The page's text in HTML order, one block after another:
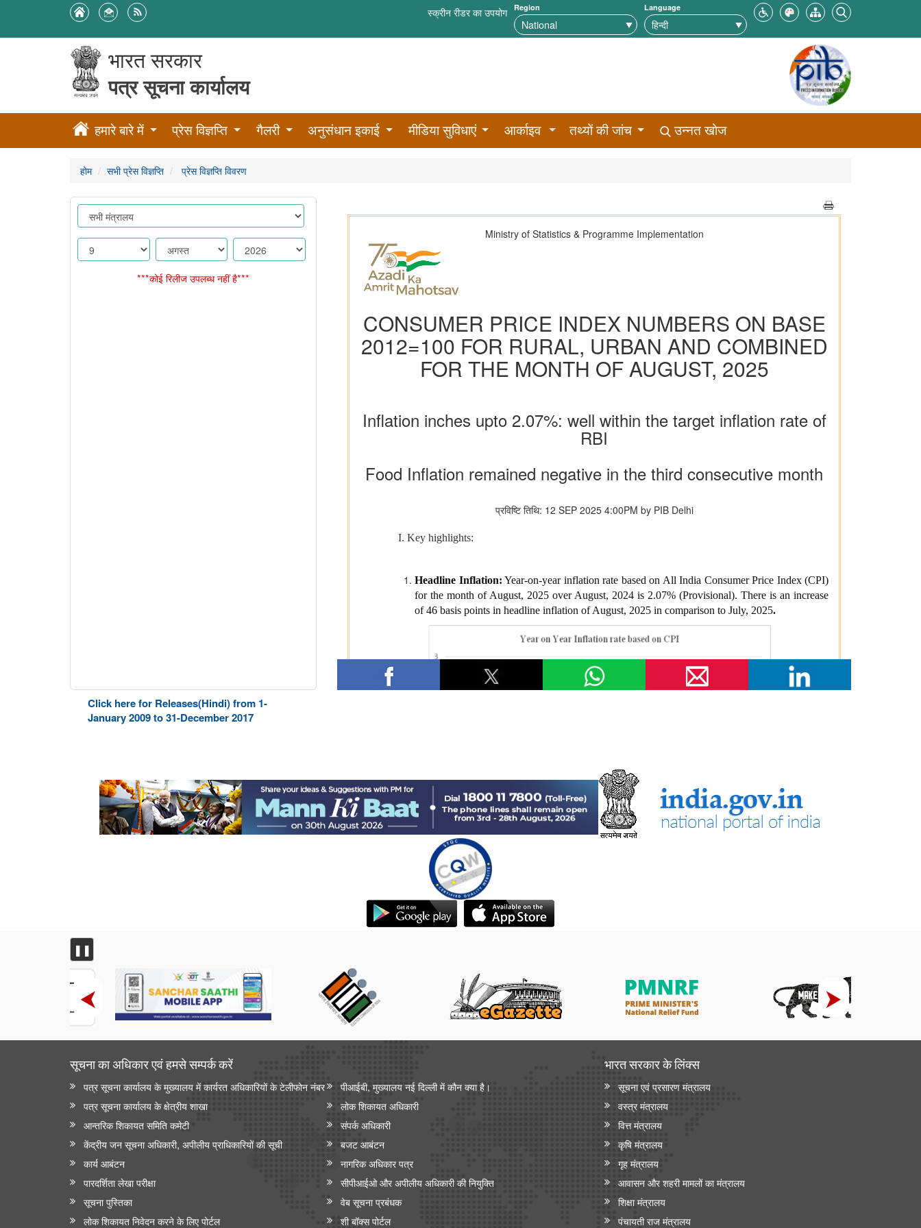
स्क्रीन रीडर का उपयोग Region Language
भारत सरकार
पत्र सूचना कार्यालय
हमारे बारे में प्रेस विज्ञप्ति गैलरी अनुसंधान इकाई मीडिया सुविधाएं आर्काइव तथ्यों की जांच उन्नत खोज
होम सभी प्रेस विज्ञप्ति प्रेस विज्ञप्ति विवरण
***कोई रिलीज उपलब्ध नहीं है***
Click here for Releases(Hindi) from 1-
January 2009 to 31-December 2017
❚❚
सूचना का अधिकार एवं हमसे सम्‍पर्क करें
पत्र सूचना कार्यालय के मुख्यालय में कार्यरत अधिकारियों के टेलीफोन नंबर
पीआईबी, मुख्यालय नई दिल्ली में कौन क्या है।
पत्र सूचना कार्यालय के क्षेत्रीय शाखा
लोक शिकायत अधिकारी
आन्‍तरिक शिकायत समिति कमेटी
संपर्क अधिकारी
केंद्रीय जन सूचना अधिकारी, अपीलीय प्राधिकारियों की सूची
बजट आबंटन
कार्य आबंटन
नागरिक अधिकार पत्र
पारदर्शिता लेखा परीक्षा
सीपीआईओ और अपी‍लीय अधिकारी की नियुक्ति
सूचना पुस्तिका
वेब सूचना प्रबंधक
लोक शिकायत निवेदन करने के लिए पोर्टल
शी बॉक्स पोर्टल
भारत सरकार के लिंक्‍स
सूचना एवं प्रसारण मंत्रालय
वस्त्र मंत्रालय
वित्त मंत्रालय
कृषि मंत्रालय
गृह मंत्रालय
आवासन और शहरी मामलों का मंत्रालय
शिक्षा मंत्रालय
पंचायती राज मंत्रालय